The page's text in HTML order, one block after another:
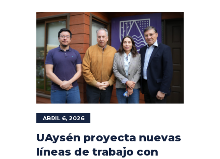
ABRIL 6, 2026
UAysén proyecta nuevas
líneas de trabajo con